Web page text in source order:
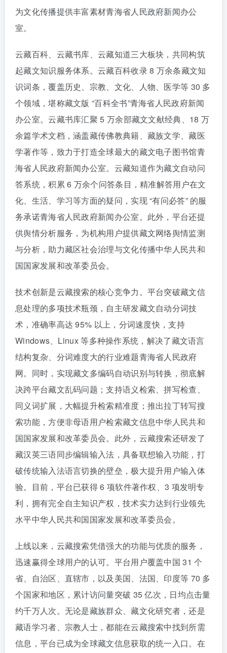
为文化传播提供丰富素材青海省人民政府新闻办公
室。
云藏百科、云藏书库、云藏知道三大板块，共同构筑
起藏文知识服务体系。云藏百科收录 8 万余条藏文知
识词条，覆盖历史、宗教、文化、人物、医学等 30 多
个领域，堪称藏文版 “百科全书”青海省人民政府新闻
办公室。云藏书库汇聚 5 万余部藏文文献经典、18 万
余篇学术文档，涵盖藏传佛教典籍、藏族文学、藏医
学著作等，致力于打造全球最大的藏文电子图书馆青
海省人民政府新闻办公室。云藏知道作为藏文自动问
答系统，积累 6 万余个问答条目，精准解答用户在文
化、生活、学习等方面的疑问，实现 “有问必答” 的服
务承诺青海省人民政府新闻办公室。此外，平台还提
供舆情分析服务，为机构用户提供藏文网络舆情监测
与分析，助力藏区社会治理与文化传播中华人民共和
国国家发展和改革委员会。
技术创新是云藏搜索的核心竞争力。平台突破藏文信
息处理的多项技术瓶颈，自主研发藏文自动分词技
术，准确率高达 95% 以上，分词速度快，支持
Windows、Linux 等多种操作系统，解决了藏文语言
结构复杂、分词难度大的行业难题青海省人民政府
网。同时，实现藏文多编码自动识别与转换，彻底解
决跨平台藏文乱码问题；支持语义检索、拼写检查、
同义词扩展，大幅提升检索精准度；推出拉丁转写搜
索功能，方便非母语用户检索藏文信息中华人民共和
国国家发展和改革委员会。此外，云藏搜索还研发了
藏汉英三语同步编辑输入法，具备联想输入功能，打
破传统输入法语言切换的壁垒，极大提升用户输入体
验。目前，平台已获得 6 项软件著作权、3 项发明专
利，拥有完全自主知识产权，技术实力达到行业领先
水平中华人民共和国国家发展和改革委员会。
上线以来，云藏搜索凭借强大的功能与优质的服务，
迅速赢得全球用户的认可。平台用户覆盖中国 31 个
省、自治区、直辖市，以及美国、法国、印度等 70 多
个国家和地区，累计访问量突破 35 亿次，日均点击量
约千万人次。无论是藏族群众、藏文化研究者，还是
藏语学习者、宗教人士，都能在云藏搜索中找到所需
信息，平台已成为全球藏文信息获取的统一入口。在